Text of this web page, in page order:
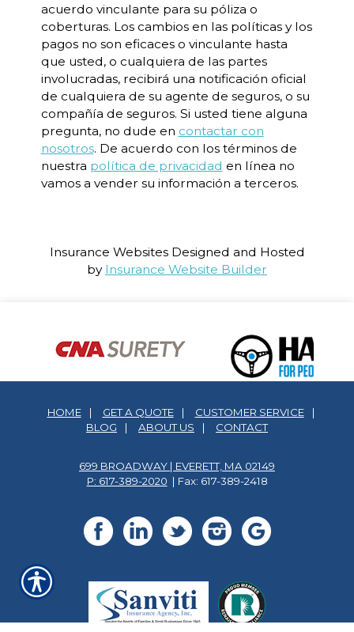
acuerdo vinculante para su póliza o
coberturas. Los cambios en las políticas y los
pagos no son eficaces o vinculante hasta
que usted, o cualquiera de las partes
involucradas, recibirá una notificación oficial
de cualquiera de su agente de seguros, o su
compañía de seguros. Si usted tiene alguna
pregunta, no dude en contactar con
nosotros. De acuerdo con los términos de
nuestra política de privacidad en línea no
vamos a vender su información a terceros.
Insurance WebsitesDesigned and Hosted
by Insurance Website Builder
HOME | GET A QUOTE | CUSTOMER SERVICE
|
BLOG
| ABOUT US | CONTACT
699 BROADWAY | EVERETT, MA 02149
P: 617-389-2020 | Fax: 617-389-2418